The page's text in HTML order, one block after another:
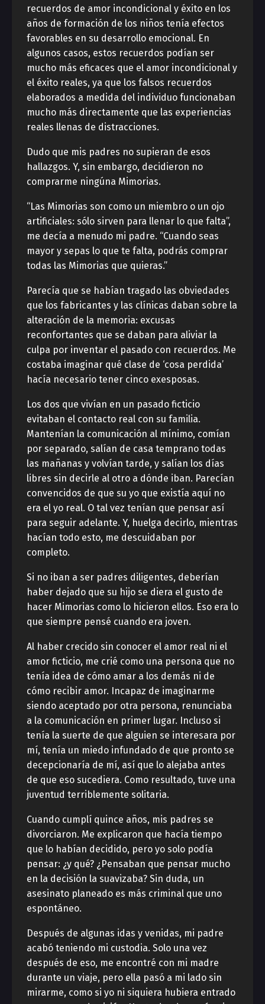
recuerdos de amor incondicional y éxito en los
años de formación de los niños tenía efectos
favorables en su desarrollo emocional. En
algunos casos, estos recuerdos podían ser
mucho más eficaces que el amor incondicional y
el éxito reales, ya que los falsos recuerdos
elaborados a medida del individuo funcionaban
mucho más directamente que las experiencias
reales llenas de distracciones.
Dudo que mis padres no supieran de esos
hallazgos. Y, sin embargo, decidieron no
comprarme ningúna Mimorias.
“Las Mimorias son como un miembro o un ojo
artificiales: sólo sirven para llenar lo que falta”,
me decía a menudo mi padre. “Cuando seas
mayor y sepas lo que te falta, podrás comprar
todas las Mimorias que quieras.”
Parecía que se habían tragado las obviedades
que los fabricantes y las clínicas daban sobre la
alteración de la memoria: excusas
reconfortantes que se daban para aliviar la
culpa por inventar el pasado con recuerdos. Me
costaba imaginar qué clase de ‘cosa perdida’
hacía necesario tener cinco exesposas.
Los dos que vivían en un pasado ficticio
evitaban el contacto real con su familia.
Mantenían la comunicación al mínimo, comían
por separado, salían de casa temprano todas
las mañanas y volvían tarde, y salían los días
libres sin decirle al otro a dónde iban. Parecían
convencidos de que su yo que existía aquí no
era el yo real. O tal vez tenían que pensar así
para seguir adelante. Y, huelga decirlo, mientras
hacían todo esto, me descuidaban por
completo.
Si no iban a ser padres diligentes, deberían
haber dejado que su hijo se diera el gusto de
hacer Mimorias como lo hicieron ellos. Eso era lo
que siempre pensé cuando era joven.
Al haber crecido sin conocer el amor real ni el
amor ficticio, me crié como una persona que no
tenía idea de cómo amar a los demás ni de
cómo recibir amor. Incapaz de imaginarme
siendo aceptado por otra persona, renunciaba
a la comunicación en primer lugar. Incluso si
tenía la suerte de que alguien se interesara por
mí, tenía un miedo infundado de que pronto se
decepcionaría de mí, así que lo alejaba antes
de que eso sucediera. Como resultado, tuve una
juventud terriblemente solitaria.
Cuando cumplí quince años, mis padres se
divorciaron. Me explicaron que hacía tiempo
que lo habían decidido, pero yo solo podía
pensar: ¿y qué? ¿Pensaban que pensar mucho
en la decisión la suavizaba? Sin duda, un
asesinato planeado es más criminal que uno
espontáneo.
Después de algunas idas y venidas, mi padre
acabó teniendo mi custodia. Solo una vez
después de eso, me encontré con mi madre
durante un viaje, pero ella pasó a mi lado sin
mirarme, como si yo ni siquiera hubiera entrado